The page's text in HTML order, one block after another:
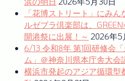
「花博ストリート」にみ
ルゼブラ倶楽部は、
開港祭に出展！～ 2026年5
6/13 令和8年 第1回研修会
ム」＠神奈川県本庁舎大会
横浜市発起のアジア循環型